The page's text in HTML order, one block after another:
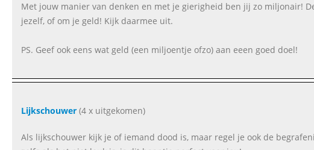
Met jouw manier van denken en met je gierigheid ben jij zo miljonair!
jezelf, of om je geld! Kijk daarmee uit.
PS. Geef ook eens wat geld (een miljoentje ofzo) aan eeen goed doel!
Lijkschouwer(4 x uitgekomen)
Als lijkschouwer kijk je of iemand dood is, maar regel je ook de